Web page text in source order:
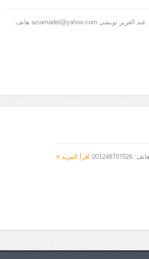
مؤسسة الحصن للدراسات و الإستشارات التربوية- أبو ظبى دكتور / عادل محمد عبد العزيز نويشى aziamadel@yahoo.com هاتف:
اقرأ المزيد